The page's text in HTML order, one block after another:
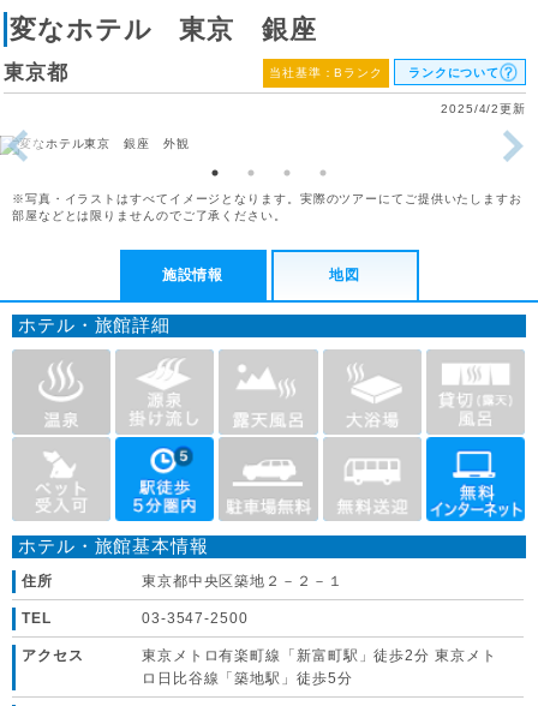
変なホテル 東京 銀座
東京都 当社基準：Bランク ランクについて
2025/4/2更新
※写真・イラストはすべてイメージとなります。実際のツアーにてご提供いたしますお
部屋などとは限りませんのでご了承ください。
施設情報 地図
ホテル・旅館詳細
ホテル・旅館基本情報
住所 東京都中央区築地２－２－１
TEL 03-3547-2500
アクセス
東京メトロ有楽町線「新富町駅」徒歩2分 東京メト
ロ日比谷線「築地駅」徒歩5分